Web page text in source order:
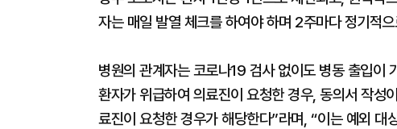
자는 매일 발열 체크를 하여야 하며 2주마다 정기적
병원의 관계자는 코로나19 검사 없이도 병동 출입이
환자가 위급하여 의료진이 요청한 경우, 동의서 작성
료진이 요청한 경우가 해당한다”라며, “이는 예외